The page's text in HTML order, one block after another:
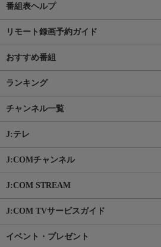
番組表ヘルプ
リモート録画予約ガイド
おすすめ番組
ランキング
チャンネル一覧
J:テレ
J:COMチャンネル
J:COM STREAM
J:COM TVサービスガイド
イベント・プレゼント